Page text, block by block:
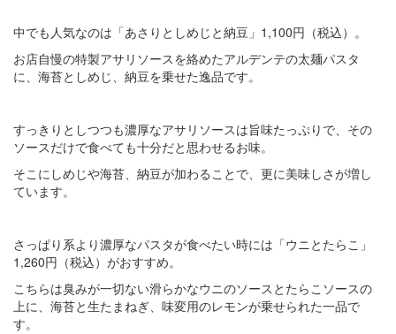
中でも人気なのは「あさりとしめじと納豆」1,100円（税込）。
お店自慢の特製アサリソースを絡めたアルデンテの太麺パスタ
に、海苔としめじ、納豆を乗せた逸品です。
すっきりとしつつも濃厚なアサリソースは旨味たっぷりで、その
ソースだけで食べても十分だと思わせるお味。
そこにしめじや海苔、納豆が加わることで、更に美味しさが増し
ています。
さっぱり系より濃厚なパスタが食べたい時には「ウニとたらこ」
1,260円（税込）がおすすめ。
こちらは臭みが一切ない滑らかなウニのソースとたらこソースの
上に、海苔と生たまねぎ、味変用のレモンが乗せられた一品で
す。